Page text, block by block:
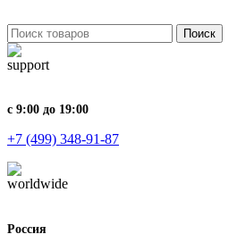
Поиск
с 9:00 до 19:00
+7 (499) 348-91-87
Россия